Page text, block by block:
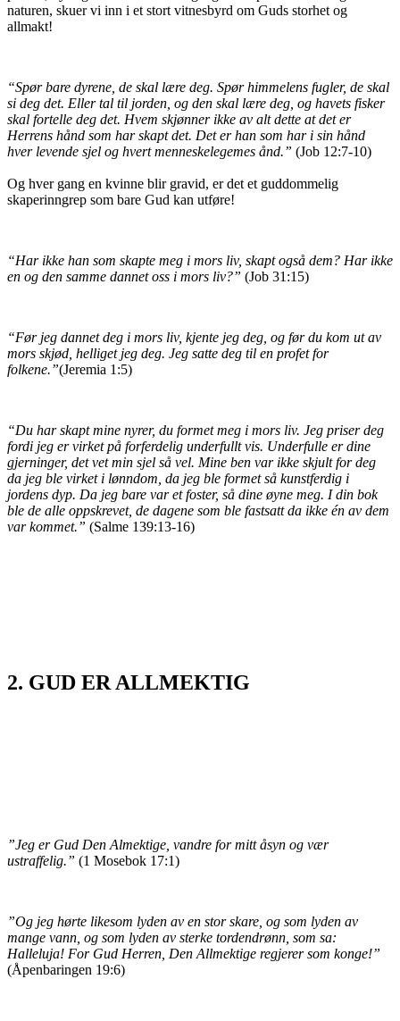
naturen, skuer vi inn i et stort vitnesbyrd om Guds storhet og
allmakt!
“Spør bare dyrene, de skal lære deg. Spør himmelens fugler, de skal
si deg det. Eller tal til jorden, og den skal lære deg, og havets fisker
skal fortelle deg det. Hvem skjønner ikke av alt dette at det er
Herrens hånd som har skapt det. Det er han som har i sin hånd
hver levende sjel og hvert menneskelegemes ånd.” (Job 12:7-10)
Og hver gang en kvinne blir gravid, er det et guddommelig
skaperinngrep som bare Gud kan utføre!
“Har ikke han som skapte meg i mors liv, skapt også dem? Har ikke
en og den samme dannet oss i mors liv?” (Job 31:15)
“Før jeg dannet deg i mors liv, kjente jeg deg, og før du kom ut av
mors skjød, helliget jeg deg. Jeg satte deg til en profet for
folkene.”(Jeremia 1:5)
“Du har skapt mine nyrer, du formet meg i mors liv. Jeg priser deg
fordi jeg er virket på forferdelig underfullt vis. Underfulle er dine
gjerninger, det vet min sjel så vel. Mine ben var ikke skjult for deg
da jeg ble virket i lønndom, da jeg ble formet så kunstferdig i
jordens dyp. Da jeg bare var et foster, så dine øyne meg. I din bok
ble de alle oppskrevet, de dagene som ble fastsatt da ikke én av dem
var kommet.” (Salme 139:13-16)
2. GUD ER ALLMEKTIG
”Jeg er Gud Den Almektige, vandre for mitt åsyn og vær
ustraffelig.” (1 Mosebok 17:1)
”Og jeg hørte likesom lyden av en stor skare, og som lyden av
mange vann, og som lyden av sterke tordendrønn, som sa:
Halleluja! For Gud Herren, Den Allmektige regjerer som konge!”
(Åpenbaringen 19:6)